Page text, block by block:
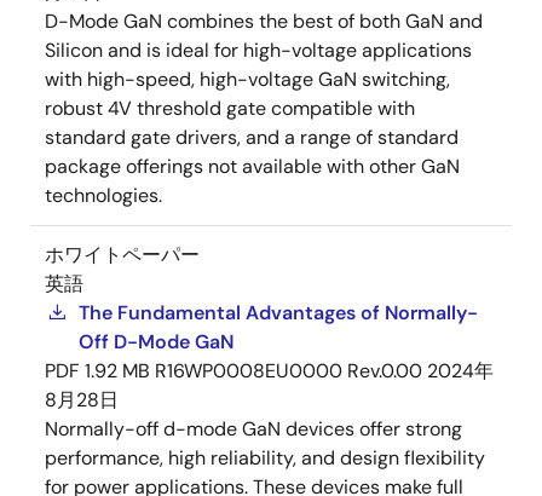
D-Mode GaN combines the best of both GaN and
Silicon and is ideal for high-voltage applications
with high-speed, high-voltage GaN switching,
robust 4V threshold gate compatible with
standard gate drivers, and a range of standard
package offerings not available with other GaN
technologies.
ホワイトペーパー
英語
The Fundamental Advantages of Normally-
Off D-Mode GaN
PDF 1.92 MB R16WP0008EU0000 Rev.0.00 2024年
8月28日
Normally-off d-mode GaN devices offer strong
performance, high reliability, and design flexibility
for power applications. These devices make full